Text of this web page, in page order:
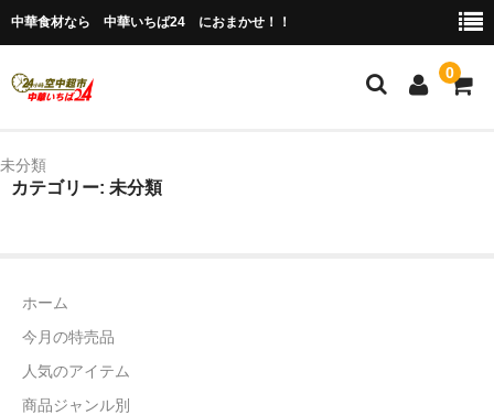
中華食材なら 中華いちば24 におまかせ！！
0
ホーム
商品ジャンル別
冷凍 肉類＆点心
未分類
カテゴリー: 未分類
ホーム
今月の特売品
人気のアイテム
商品ジャンル別